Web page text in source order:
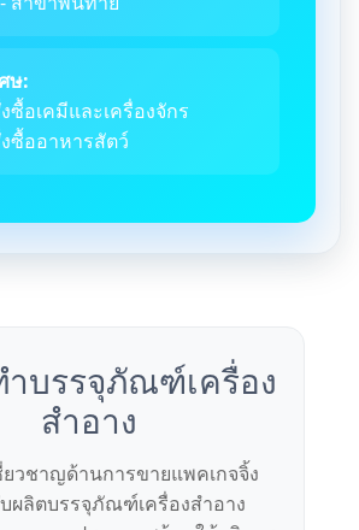
ษ:
ซื้อเคมีและเครื่องจักร
งซื้ออาหารสัตว์
ำบรรจุภัณฑ์เครื่อง
สำอาง
ยวชาญด้านการขายแพคเกจจิ้ง
ผลิตบรรจุภัณฑ์เครื่องสำอาง